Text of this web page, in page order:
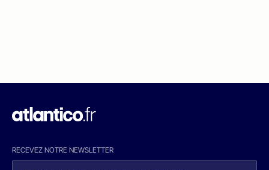
RECEVEZ NOTRE NEWSLETTER